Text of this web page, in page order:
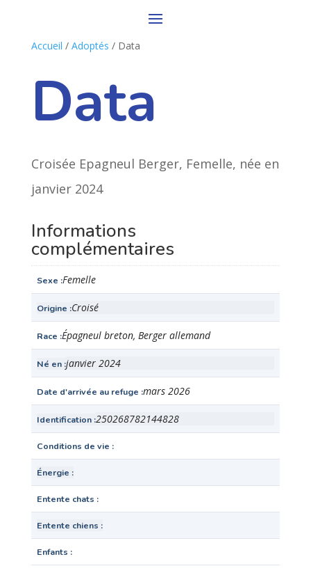
Accueil / Adoptés / Data
Data
Croisée Epagneul Berger, Femelle, née en
janvier 2024
Informations
complémentaires
Sexe Femelle
Origine Croisé
Race Épagneul breton, Berger allemand
Né en janvier 2024
Date d'arrivée au refuge mars 2026
Identification 250268782144828
Conditions de vie
Énergie
Entente chats
Entente chiens
Enfants